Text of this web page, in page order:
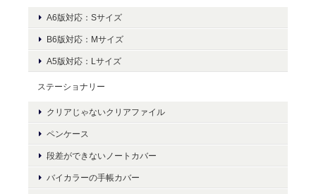
A6版対応：Sサイズ
B6版対応：Mサイズ
A5版対応：Lサイズ
ステーショナリー
クリアじゃないクリアファイル
ペンケース
段差ができないノートカバー
バイカラーの手帳カバー